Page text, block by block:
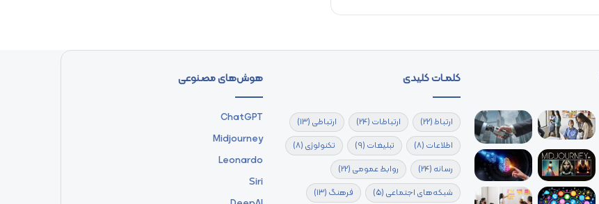
کلمـات کلیدی
ارتباط(22) ارتباطات (24) ارتباطی (13)
اطلاعات (8) تبلیغات (9) تکنولوژی (8)
رسانه (24) روابط عمومی (22)
شبکه‌های اجتماعی (5) فرهنگ (13)
هوش‌های مصنوعی
ChatGPT
Midjourney
Leonardo
Siri